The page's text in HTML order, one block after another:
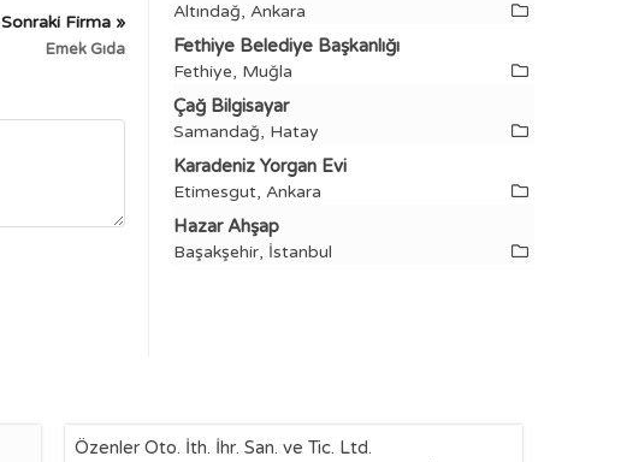
Sonraki Firma »
Emek Gıda
Altındağ, Ankara
Fethiye Belediye Başkanlığı
Fethiye, Muğla
Çağ Bilgisayar
Samandağ, Hatay
Karadeniz Yorgan Evi
Etimesgut, Ankara
Hazar Ahşap
Başakşehir, İstanbul
Özenler Oto. İth. İhr. San. ve Tic. Ltd.